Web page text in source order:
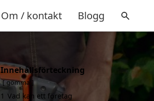
Om / kontakt Blogg
Innehållsförteckning
gömma
1 Vad kan ett företag